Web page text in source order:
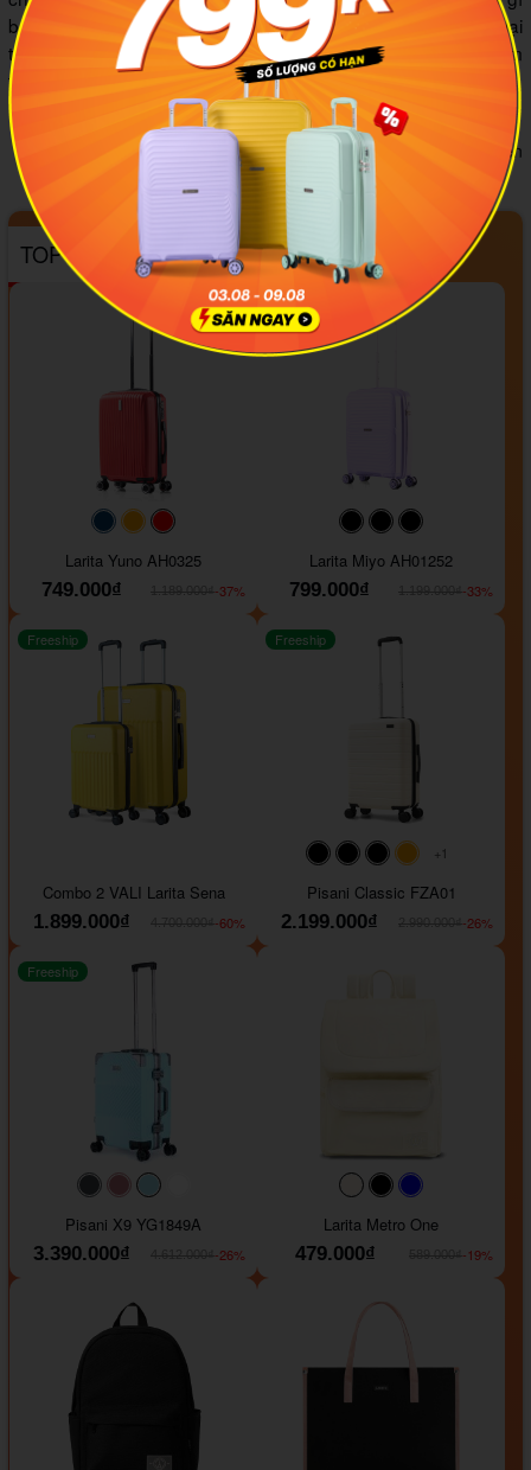
balo máy tính xách tay Mikkor The Levi Backpack 17 mang lại
thì đầy là khoản đầu tư hợp lý. Bạn có thể tham khảo thêm
thông tin sản phẩm
Tác giả: Trần Diệp Thảo Nguyên
TOP sản phẩm bán chạy tháng 08/2026
#093f69#ffa500
Larita Yuno AH0325
749.000₫
-37%
#000000#000000
Larita Miyo AH01252
799.000₫
-33%
Freeship
Combo 2 VALI Larita Sena
1.899.000₫
-60%
#000000#000000
#000000
#ffa500
+1
Freeship
Pisani Classic FZA01
2.199.000₫
-26%
#40454a#b76e79
#9ad8e7
Freeship
Pisani X9 YG1849A
3.390.000₫
-26%
#faf0e6#000000
Larita Metro One
479.000₫
-19%